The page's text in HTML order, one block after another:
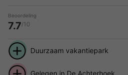
Beoordeling
7.7/10
Duurzaam vakantiepark
Gelegen in De Achterhoek